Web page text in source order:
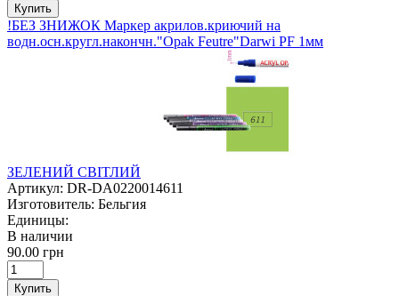
Купить
!БЕЗ ЗНИЖОК Маркер акрилов.криючий на
водн.осн.кругл.накончн."Opak Feutre"Darwi PF 1мм
ЗЕЛЕНИЙ СВІТЛИЙ
Артикул: DR-DA0220014611
Изготовитель: Бельгия
Единицы:
В наличии
90.00 грн
Купить